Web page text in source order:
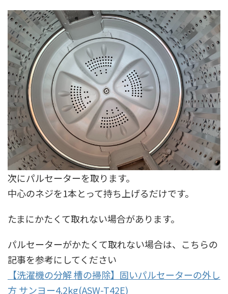
次にパルセーターを取ります。
中心のネジを1本とって持ち上げるだけです。
たまにかたくて取れない場合があります。
パルセーターがかたくて取れない場合は、こちらの
記事を参考にしてください
【洗濯機の分解 槽の掃除】固いパルセーターの外し
方 サンヨー4.2kg(ASW-T42E)